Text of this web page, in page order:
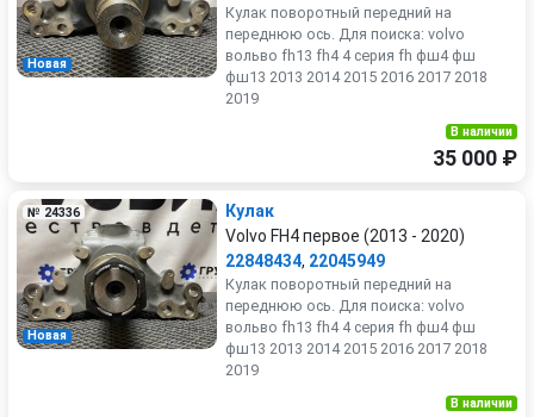
Новая
Кулак поворотный передний на
переднюю ось. Для поиска: volvo
вольво fh13 fh4 4 серия fh фш4 фш
фш13 2013 2014 2015 2016 2017 2018
2019
В наличии
35 000 ₽
Новая
№ 24336
Кулак
Volvo FH4 первое (2013 - 2020)
22848434, 22045949
Кулак поворотный передний на
переднюю ось. Для поиска: volvo
вольво fh13 fh4 4 серия fh фш4 фш
фш13 2013 2014 2015 2016 2017 2018
2019
В наличии